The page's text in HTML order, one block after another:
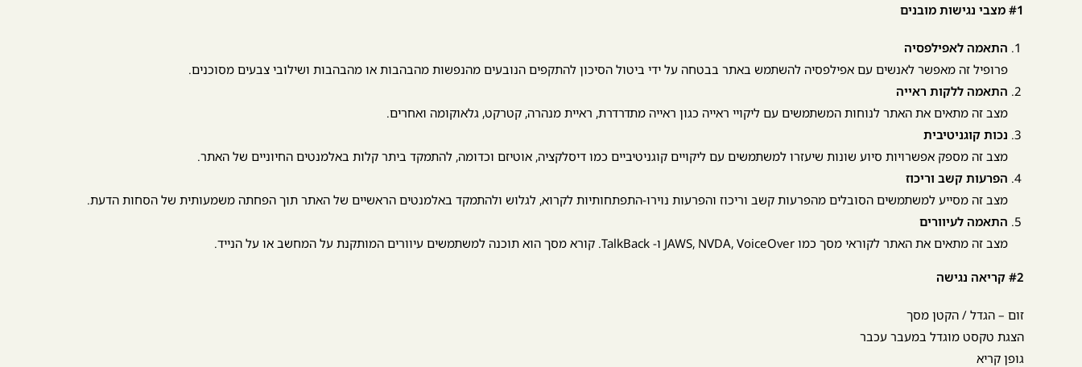
#1 מצבי נגישות מובנים
התאמה לאפילפסיה
פרופיל זה מאפשר לאנשים עם אפילפסיה להשתמש באתר בבטחה על ידי ביטול הסיכון להתקפים הנובעים מהנפשות מהבהבות או מהבהבות ושילובי צבעים מסוכנים.
התאמה ללקות ראייה
מצב זה מתאים את האתר לנוחות המשתמשים עם ליקויי ראייה כגון ראייה מתדרדרת, ראיית מנהרה, קטרקט, גלאוקומה ואחרים.
נכות קוגניטיבית
מצב זה מספק אפשרויות סיוע שונות שיעזרו למשתמשים עם ליקויים קוגניטיביים כמו דיסלקציה, אוטיזם וכדומה, להתמקד ביתר קלות באלמנטים החיוניים של האתר.
הפרעות קשב וריכוז
מצב זה מסייע למשתמשים הסובלים מהפרעות קשב וריכוז והפרעות נוירו-התפתחותיות לקרוא, לגלוש ולהתמקד באלמנטים הראשיים של האתר תוך הפחתה משמעותית של הסחות הדעת.
התאמה לעיוורים
‫‫‫מצב זה מתאים את האתר לקוראי מסך כמו JAWS, NVDA, VoiceOver ו- TalkBack. קורא מסך הוא תוכנה למשתמשים עיוורים המותקנת על המחשב או על הנייד.
#2 קריאה נגישה
זום – הגדל / הקטן מסך
הצגת טקסט מוגדל במעבר עכבר
גופן קריא